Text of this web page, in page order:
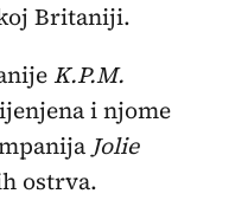
Britaniji.
K.P.M.
i njome
Jolie
ostrva.